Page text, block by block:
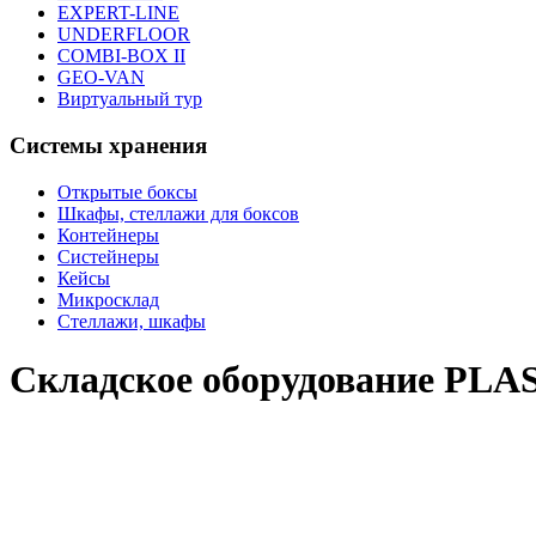
EXPERT-LINE
UNDERFLOOR
COMBI-BOX II
GEO-VAN
Виртуальный тур
Системы хранения
Открытые боксы
Шкафы, стеллажи для боксов
Контейнеры
Систейнеры
Кейсы
Микросклад
Стеллажи, шкафы
Складское оборудование